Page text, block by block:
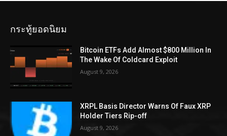
กระทู้ยอดนิยม
Bitcoin ETFs Add Almost $800 Million In
The Wake Of Coldcard Exploit
August 9, 2026
XRPL Basis Director Warns Of Faux XRP
Holder Tiers Rip-off
August 9, 2026